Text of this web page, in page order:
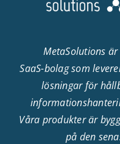
MetaSolutions
SaaS-bolag som
lösningar för
Våra produkter är
på den